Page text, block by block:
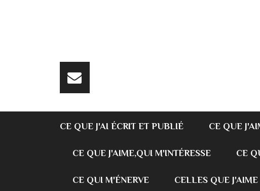
CE QUE J'AI ÉCRIT ET PUBLIÉ CE QUE
CE QUE J'AIME,QUI M'INTÉRESSE CE
CE QUI M'ÉNERVE CELLES QUE J'AIME